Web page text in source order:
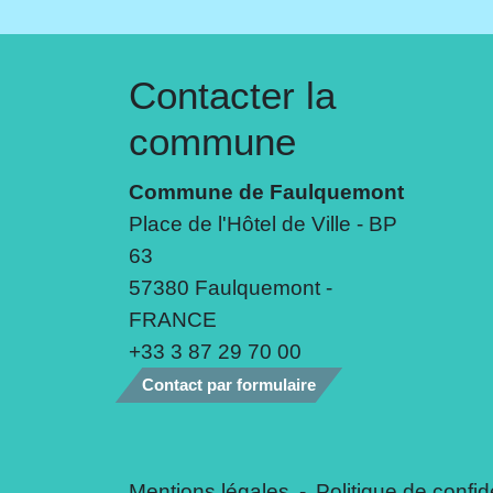
Contacter la
commune
Commune de Faulquemont
Place de l'Hôtel de Ville - BP
63
57380 Faulquemont -
FRANCE
+33 3 87 29 70 00
Contact par formulaire